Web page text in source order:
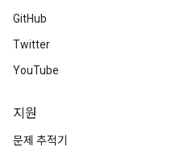
GitHub
Twitter
YouTube
지원
문제 추적기